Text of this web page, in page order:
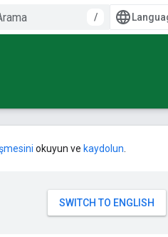
/
okuyun ve kaydolun